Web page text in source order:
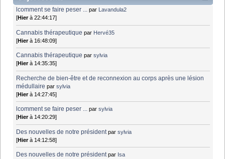
lcomment se faire peser ... par Lavandula2
[Hierà 22:44:17]
Cannabis thérapeutique par Hervé35
[Hierà 16:48:09]
Cannabis thérapeutique parsylvia
[Hierà 14:35:35]
Recherche de bien-être et de reconnexion au corps après une lésion
médullaire parsylvia
[Hierà 14:27:45]
lcomment se faire peser ... parsylvia
[Hierà 14:20:29]
Des nouvelles de notre président parsylvia
[Hierà 14:12:58]
Des nouvelles de notre président par Isa